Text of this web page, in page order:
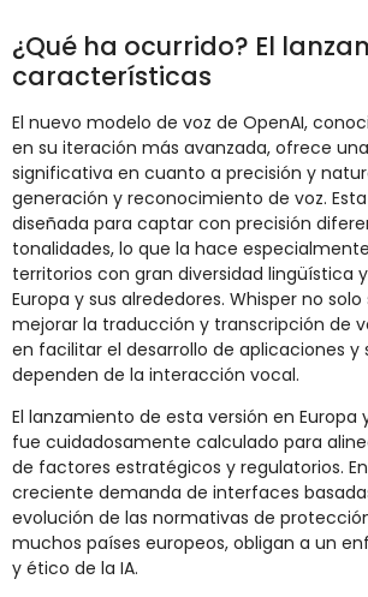
¿Qué ha ocurrido? El
características
El nuevo modelo de voz de OpenAI,
en su iteración más avanzada, ofrece
significativa en cuanto a precisión y
generación y reconocimiento de voz.
diseñada para captar con precisión
tonalidades, lo que la hace
territorios con gran diversidad lingüística
Europa y sus alrededores. Whisper no
mejorar la traducción y transcripción de
en facilitar el desarrollo de aplicaciones y
dependen de la interacción vocal.
El lanzamiento de esta versión en Europa
fue cuidadosamente calculado para
de factores estratégicos y regulatorios.
creciente demanda de interfaces
evolución de las normativas de
muchos países europeos, obligan a un
y ético de la IA.